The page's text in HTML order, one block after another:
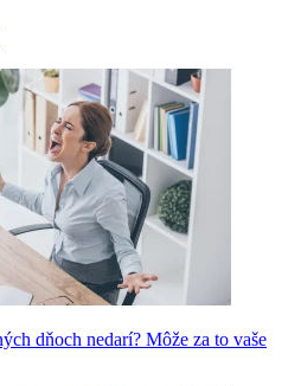
dňoch nedarí? Môže za to vaše